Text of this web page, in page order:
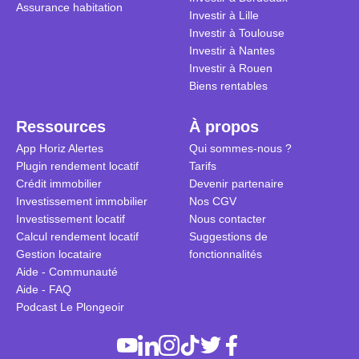
Assurance habitation
Investir à Lille
Investir à Toulouse
Investir à Nantes
Investir à Rouen
Biens rentables
Ressources
App Horiz Alertes
Plugin rendement locatif
Crédit immobilier
Investissement immobilier
Investissement locatif
Calcul rendement locatif
Gestion locataire
Aide - Communauté
Aide - FAQ
Podcast Le Plongeoir
À propos
Qui sommes-nous ?
Tarifs
Devenir partenaire
Nos CGV
Nous contacter
Suggestions de
fonctionnalités